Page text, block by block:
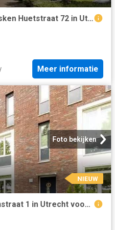
Appartement te koop Busken Huetstraat 72 in Utrecht voor € 375.
Meer informatie
Foto bekijken
NIEUW
Huis te koop Vrouwjuttenstraat 1 in Utrecht voor € 900.000